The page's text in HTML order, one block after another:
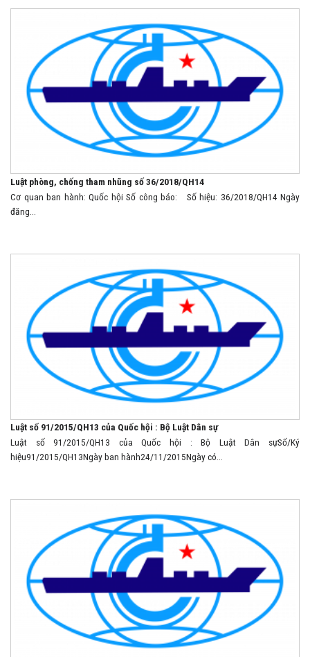
Luật phòng, chống tham nhũng số 36/2018/QH14
Cơ quan ban hành: Quốc hội Số công báo: Số hiệu: 36/2018/QH14 Ngày
đăng...
Luật số 91/2015/QH13 của Quốc hội : Bộ Luật Dân sự
Luật số 91/2015/QH13 của Quốc hội : Bộ Luật Dân sựSố/Ký
hiệu91/2015/QH13Ngày ban hành24/11/2015Ngày có...